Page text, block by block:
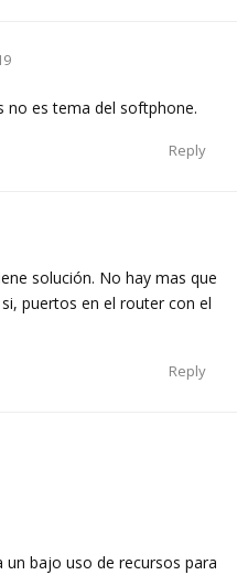
no es tema del softphone.
Reply
solución. No hay mas que
puertos en el router con el
Reply
bajo uso de recursos para